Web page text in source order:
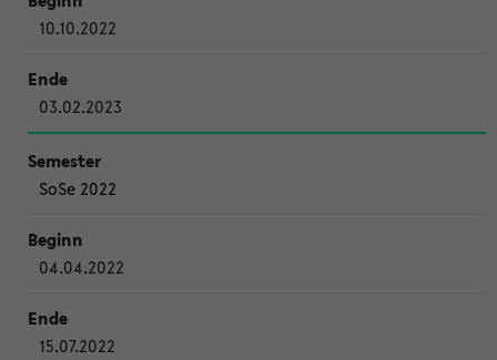
10.10.2022
03.02.2023
SoSe 2022
04.04.2022
15.07.2022